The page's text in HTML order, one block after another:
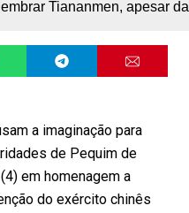
a imaginação para
de Pequim de
em homenagem a
do exército chinês